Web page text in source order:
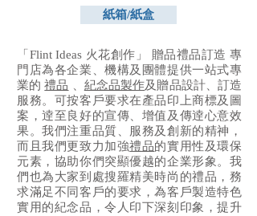
紙箱/紙盒
「Flint Ideas 火花創作」 贈品禮品訂造 專
門店為各企業、機構及團體提供一站式專
業的禮品 紀念品製作及贈品設計、訂造
服務。可按客戶要求在產品印上商標及圖
案，逹至良好的宣傳、增值及傳逹心意效
果。我們注重品質、服務及創新的精神，
而且我們更致力加強禮品的實用性及環保
元素，協助你們突顯優越的企業形象。我
們也為大家到處搜羅精美時尚的禮品，務
求滿足不同客戶的要求，為客戶製造特色
實用的紀念品，令人印下深刻印象，提升